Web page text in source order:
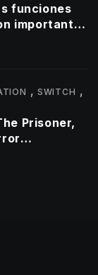
funciones
importantes
logros
, SWITCH ,
Prisoner,